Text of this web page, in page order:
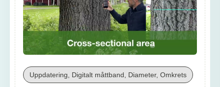
Uppdatering, Digitalt måttband, Diameter, Omkrets